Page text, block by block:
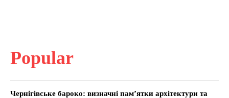
Popular
Чернігівське бароко: визначні пам’ятки архітектури та